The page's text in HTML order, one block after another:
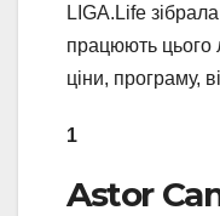
LIGA.Life зібрала
працюють цього
ціни, програму,
1
Astor